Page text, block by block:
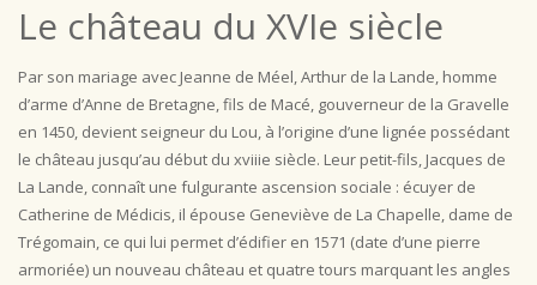
Le château du XVIe siècle
Par son mariage avec Jeanne de Méel, Arthur de la Lande, homme
d’arme d’Anne de Bretagne, fils de Macé, gouverneur de la Gravelle
en 1450, devient seigneur du Lou, à l’origine d’une lignée possédant
le château jusqu’au début du xviiie siècle. Leur petit-fils, Jacques de
La Lande, connaît une fulgurante ascension sociale : écuyer de
Catherine de Médicis, il épouse Geneviève de La Chapelle, dame de
Trégomain, ce qui lui permet d’édifier en 1571 (date d’une pierre
armoriée) un nouveau château et quatre tours marquant les angles